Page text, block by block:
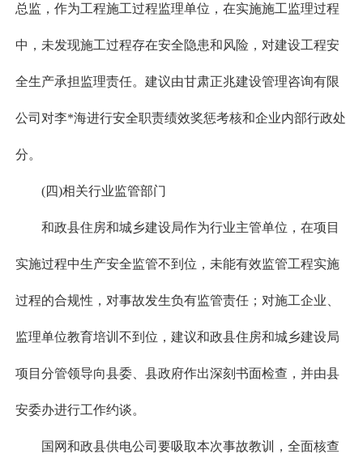
总监，作为工程施工过程监理单位，在实施施工监理过程
中，未发现施工过程存在安全隐患和风险，对建设工程安
全生产承担监理责任。建议由甘肃正兆建设管理咨询有限
公司对李*海进行安全职责绩效奖惩考核和企业内部行政处
分。
(四)相关行业监管部门
和政县住房和城乡建设局作为行业主管单位，在项目
实施过程中生产安全监管不到位，未能有效监管工程实施
过程的合规性，对事故发生负有监管责任；对施工企业、
监理单位教育培训不到位，建议和政县住房和城乡建设局
项目分管领导向县委、县政府作出深刻书面检查，并由县
安委办进行工作约谈。
国网和政县供电公司要吸取本次事故教训，全面核查